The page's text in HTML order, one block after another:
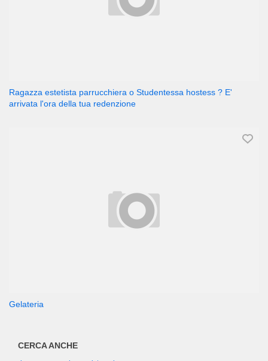
Ragazza estetista parrucchiera o Studentessa hostess ? E'
arrivata l'ora della tua redenzione
Gelateria
CERCA ANCHE